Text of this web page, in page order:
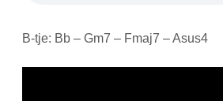
B-tje: Bb – Gm7 – Fmaj7 – Asus4